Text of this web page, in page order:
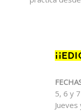
5, 6 y